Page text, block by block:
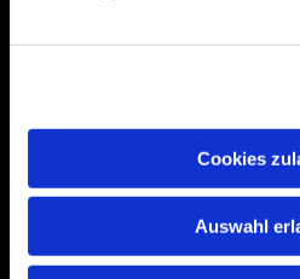
Cookies
Auswahl
Bitte akzeptieren Sie
Accept